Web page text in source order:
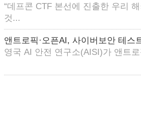
“데프콘 CTF 본선에 진출한 우리
것...
앤트로픽·오픈AI, 사이버보안 테스
영국 AI 안전 연구소(AISI)가 앤트